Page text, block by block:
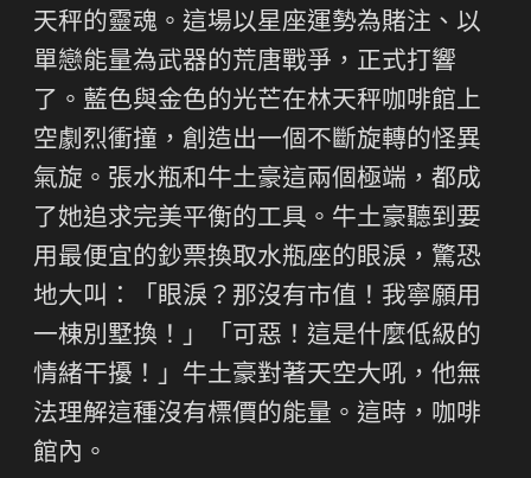
天秤的靈魂。這場以星座運勢為賭注、以
單戀能量為武器的荒唐戰爭，正式打響
了。藍色與金色的光芒在林天秤咖啡館上
空劇烈衝撞，創造出一個不斷旋轉的怪異
氣旋。張水瓶和牛土豪這兩個極端，都成
了她追求完美平衡的工具。牛土豪聽到要
用最便宜的鈔票換取水瓶座的眼淚，驚恐
地大叫：「眼淚？那沒有市值！我寧願用
一棟別墅換！」「可惡！這是什麼低級的
情緒干擾！」牛土豪對著天空大吼，他無
法理解這種沒有標價的能量。這時，咖啡
館內。